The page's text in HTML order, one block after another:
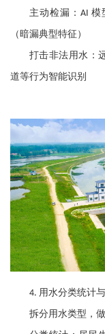
主动检漏： AI 模
（暗漏典型特征）
打击非法用水：
道等行为智能识别
4. 用水分类统计
拆分用水类型，